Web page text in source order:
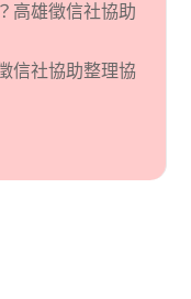
高雄徵信社協助
信社協助整理協